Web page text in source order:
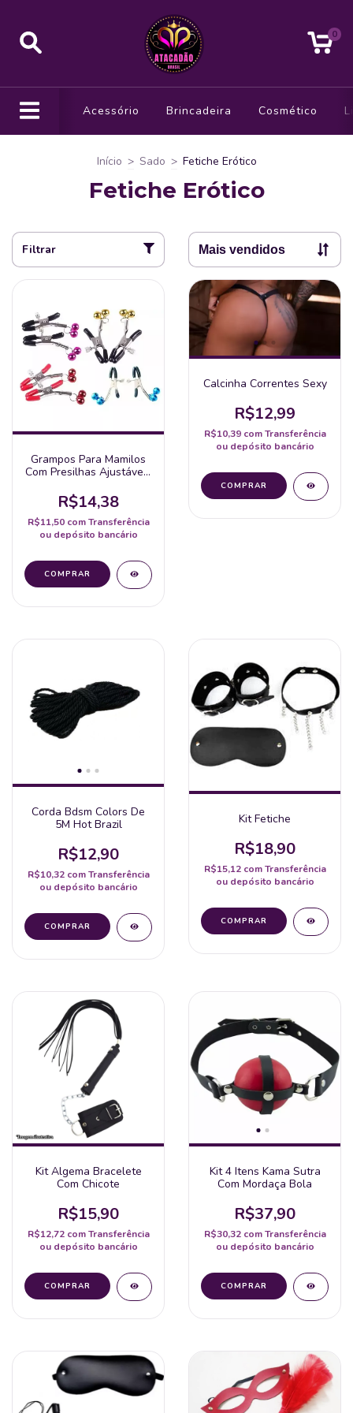
0
Acessório Brincadeira Cosmético
Início > Sado > Fetiche Erótico
Fetiche Erótico
Filtrar
Grampos Para Mamilos
Com Presilhas Ajustáveis
R$14,38
R$11,50 com Transferência
ou depósito bancário
Calcinha Correntes Sexy
R$12,99
R$10,39 com Transferência
ou depósito bancário
Corda Bdsm Colors De
5M Hot Brazil
R$12,90
R$10,32 com Transferência
ou depósito bancário
Kit Fetiche
R$18,90
R$15,12 com Transferência
ou depósito bancário
Kit Algema Bracelete
Com Chicote
R$15,90
R$12,72 com Transferência
ou depósito bancário
Kit 4 Itens Kama Sutra
Com Mordaça Bola
R$37,90
R$30,32 com Transferência
ou depósito bancário